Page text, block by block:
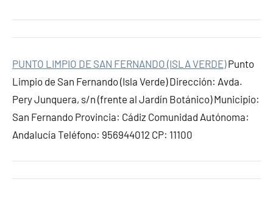
PUNTO LIMPIO DE SAN FERNANDO (ISLA VERDE)Punto
Limpio de San Fernando (Isla Verde) Dirección: Avda.
Pery Junquera, s/n (frente al Jardín Botánico) Municipio:
San Fernando Provincia: Cádiz Comunidad Autónoma:
Andalucía Teléfono: 956944012 CP: 11100